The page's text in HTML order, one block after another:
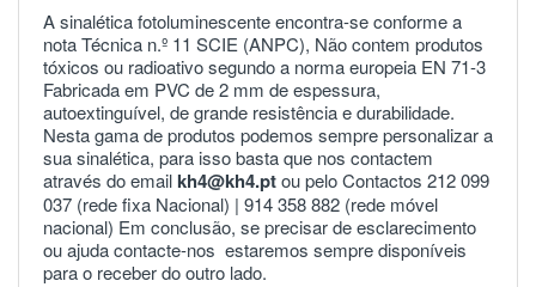
A sinalética fotoluminescente encontra-se conforme a
nota Técnica n.º 11 SCIE (ANPC), Não contem produtos
tóxicos ou radioativo segundo a norma europeia EN 71-3
Fabricada em PVC de 2 mm de espessura,
autoextinguível, de grande resistência e durabilidade.
Nesta gama de produtos podemos sempre personalizar a
sua sinalética, para isso basta que nos contactem
através do emailkh4@kh4.ptou pelo Contactos 212 099
037 (rede fixa Nacional) | 914 358 882 (rede móvel
nacional) Em conclusão, se precisar de esclarecimento
ou ajudacontacte-nos estaremos sempre disponíveis
para o receber do outro lado.